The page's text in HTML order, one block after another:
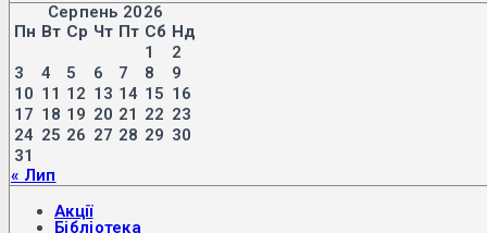
Серпень 2026
Пн Вт Ср Чт Пт Сб Нд
1
2
3
4 5 6 7 8
9
10 11 12 13 14 15 16
17 18 19 20 21 22 23
24 25 26 27 28 29 30
31
« Лип
Акції
Бібліотека